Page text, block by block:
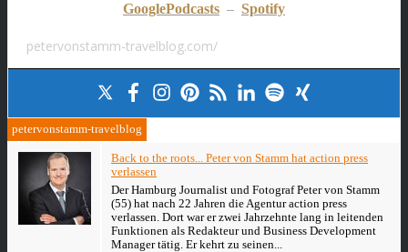
GooglePodcasts – Spotify
petervonstamm-travelblog.com/
petervonstamm-travelblog
Back to the roots... Peter von Stamm hat action press
verlassen
Der Hamburg Journalist und Fotograf Peter von Stamm
(55) hat nach 22 Jahren die Agentur action press
verlassen. Dort war er zwei Jahrzehnte lang in leitenden
Funktionen als Redakteur und Business Development
Manager tätig. Er kehrt zu seinen...